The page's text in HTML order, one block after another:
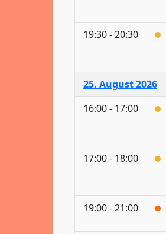
19:30 - 20:30
25. August 2026
16:00 - 17:00
17:00 - 18:00
19:00 - 21:00